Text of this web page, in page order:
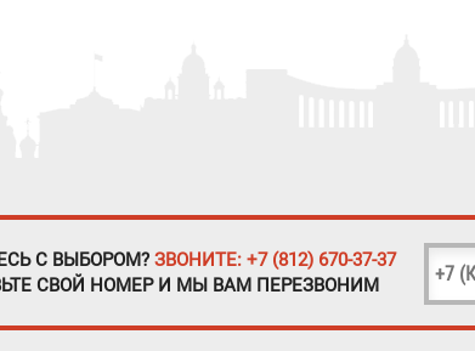
С ВЫБОРОМ? ЗВОНИТЕ: +7 (812) 670-37-37
СВОЙ НОМЕР И МЫ ВАМ ПЕРЕЗВОНИМ